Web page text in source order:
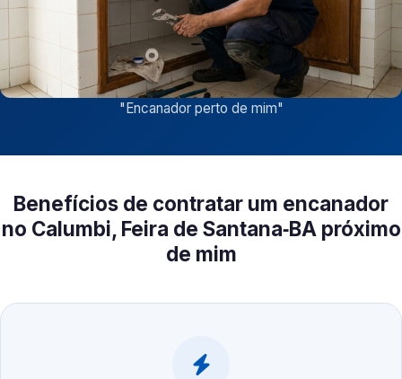
"Encanador perto de mim"
Benefícios de contratar um encanador
no Calumbi, Feira de Santana‑BA próximo
de mim